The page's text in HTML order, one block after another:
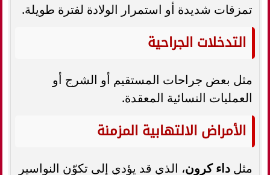
تمزقات شديدة أو استمرار الولادة لفترة طويلة.
التدخلات الجراحية
مثل بعض جراحات المستقيم أو الشرج أو
العمليات النسائية المعقدة.
الأمراض الالتهابية المزمنة
مثل داء كرون، الذي قد يؤدي إلى تكوّن النواسير